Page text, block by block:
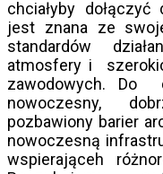
chciałyby
jest znana ze
standardów
atmosfery i
zawodowych. Do
nowoczesny,
pozbawiony barier
nowoczesną
wspierająceh